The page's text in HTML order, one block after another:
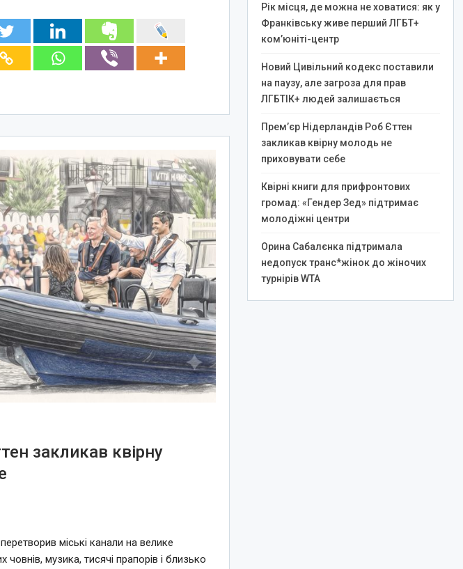
закликав квірну
міські канали на велике
музика, тисячі прапорів і близько
Рік місця, де можна не ховатися: як у
Франківську живе перший ЛГБТ+
ком’юніті-центр
Новий Цивільний кодекс поставили
на паузу, але загроза для прав
ЛГБТІК+ людей залишається
Прем’єр Нідерландів Роб Єттен
закликав квірну молодь не
приховувати себе
Квірні книги для прифронтових
громад: «Гендер Зед» підтримає
молодіжні центри
Орина Сабалєнка підтримала
недопуск транс*жінок до жіночих
турнірів WTA